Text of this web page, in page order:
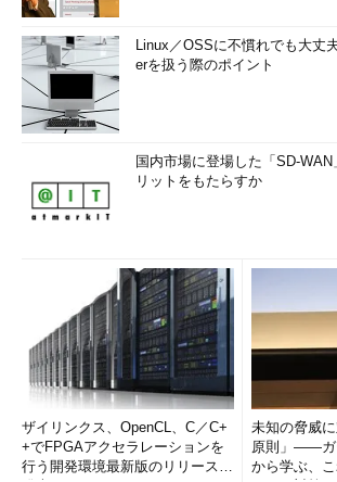
Linux／OSSに不慣れでも大丈
erを扱う際のポイント
国内市場に登場した「SD-
リットをもたらすか
ザイリンクス、OpenCL、C／C+
+でFPGAアクセラレーションを
行う開発環境最新版のリリースを
未知の脅威
原則」――ガ
から学ぶ、